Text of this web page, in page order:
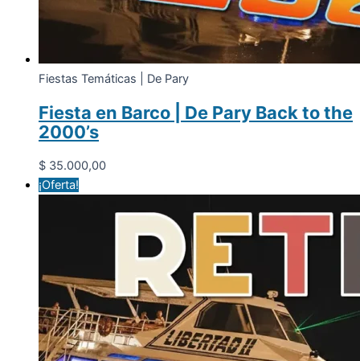
Fiestas Temáticas | De Pary
Fiesta en Barco | De Pary Back to the
2000’s
$ 35.000,00
¡Oferta!